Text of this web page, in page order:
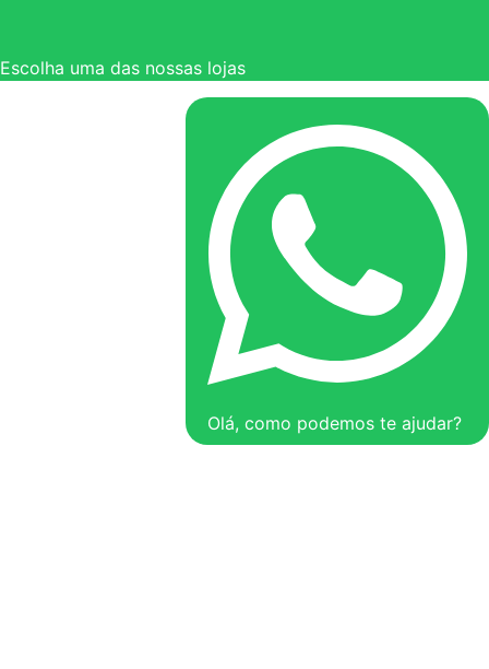
Escolha uma das nossas lojas
Olá, como podemos te ajudar?